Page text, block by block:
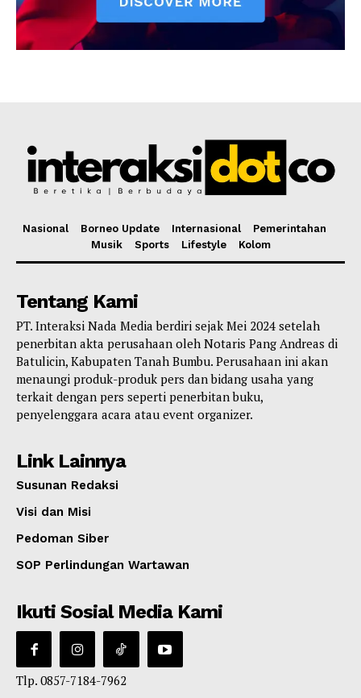
Nasional Borneo Update Internasional
Pemerintahan
Musik
Sports Lifestyle Kolom
Tentang Kami
PT. Interaksi Nada Media berdiri sejak Mei 2024 setelah
penerbitan akta perusahaan oleh Notaris Pang Andreas di
Batulicin, Kabupaten Tanah Bumbu. Perusahaan ini akan
menaungi produk-produk pers dan bidang usaha yang
terkait dengan pers seperti penerbitan buku,
penyelenggara acara atau event organizer.
Link Lainnya
Susunan Redaksi
Visi dan Misi
Pedoman Siber
SOP Perlindungan Wartawan
Ikuti Sosial Media Kami
Tlp. 0857-7184-7962